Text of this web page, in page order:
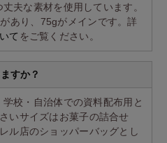
夫な素材を使用しています。
あり、75gがメインです。詳
て をご覧ください。
すか？
校・自治体での資料配布用と
いサイズはお菓子の詰合せ
ル店のショッパーバッグとし